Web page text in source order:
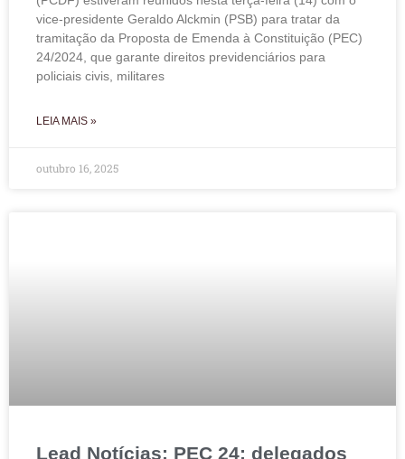
vice-presidente Geraldo Alckmin (PSB) para tratar da
tramitação da Proposta de Emenda à Constituição (PEC)
24/2024, que garante direitos previdenciários para
policiais civis, militares
LEIA MAIS »
outubro 16, 2025
Lead Notícias: PEC 24: delegados